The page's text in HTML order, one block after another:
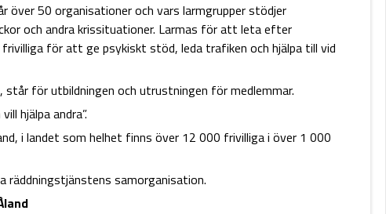
över 50 organisationer och vars larmgrupper stödjer
och andra krissituationer. Larmas för att leta efter
för att ge psykiskt stöd, leda trafiken och hjälpa till vid
står för utbildningen och utrustningen för medlemmar.
hjälpa andra”.
i landet som helhet finns över 12 000 frivilliga i över 1 000
räddningstjänstens samorganisation.